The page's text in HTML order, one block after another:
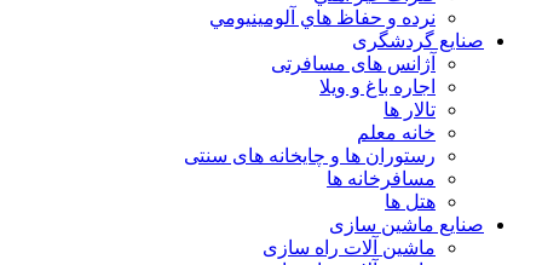
نرده و حفاظ هاي آلومينيومي
صنایع گردشگری
آژانس های مسافرتی
اجاره باغ و ویلا
تالار ها
خانه معلم
رستوران ها و چایخانه های سنتی
مسافرخانه ها
هتل ها
صنایع ماشین سازی
ماشین آلات راه سازی